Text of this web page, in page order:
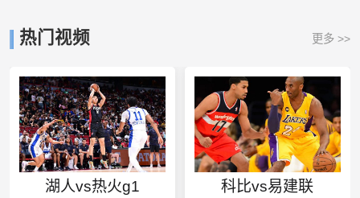
热门视频 更多 >>
湖人vs热火g1 科比vs易建联